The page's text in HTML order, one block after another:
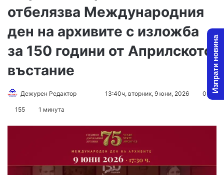
отбелязва Международния
ден на архивите с изложба
за 150 години от Априлското
въстание
Дежурен Редактор
Send13:40ч, вторник, 9 юни, 2026 0
155 1 минута
Изпрати новина